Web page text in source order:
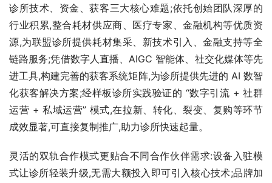
诊所技术、资金、获客三大核心难题;依托创始团队深厚的
行业积累,整合耗材供应商、医疗专家、金融机构等优质资
源,为联盟诊所提供耗材集采、新技术引入、金融支持等全
链路服务;凭借数字人直播、AIGC 智能体、社交化媒体等先
进工具,构建完善的获客系统矩阵,为诊所提供先进的 AI 数智
化获客解决方案;经样板诊所实践验证的 “数字引流 + 社群
运营 + 私域运营” 模式,在拉新、转化、裂变、复购等环节
成效显著,可直接复制推广,助力诊所快速起量。
灵活的双轨合作模式更贴合不同合作伙伴需求:设备入驻模
式让诊所轻装升级,无需大额投入即可引入核心技术;品牌加